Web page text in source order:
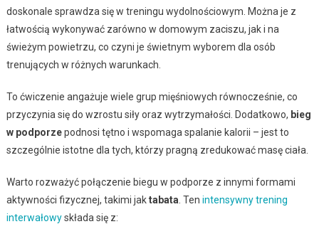
doskonale sprawdza się w treningu wydolnościowym. Można je z
łatwością wykonywać zarówno w domowym zaciszu, jak i na
świeżym powietrzu, co czyni je świetnym wyborem dla osób
trenujących w różnych warunkach.
To ćwiczenie angażuje wiele grup mięśniowych równocześnie, co
przyczynia się do wzrostu siły oraz wytrzymałości. Dodatkowo, bieg
w podporzepodnosi tętno i wspomaga spalanie kalorii – jest to
szczególnie istotne dla tych, którzy pragną zredukować masę ciała.
Warto rozważyć połączenie biegu w podporze z innymi formami
aktywności fizycznej, takimi jaktabata . Ten intensywny trening
interwałowyskłada się z: